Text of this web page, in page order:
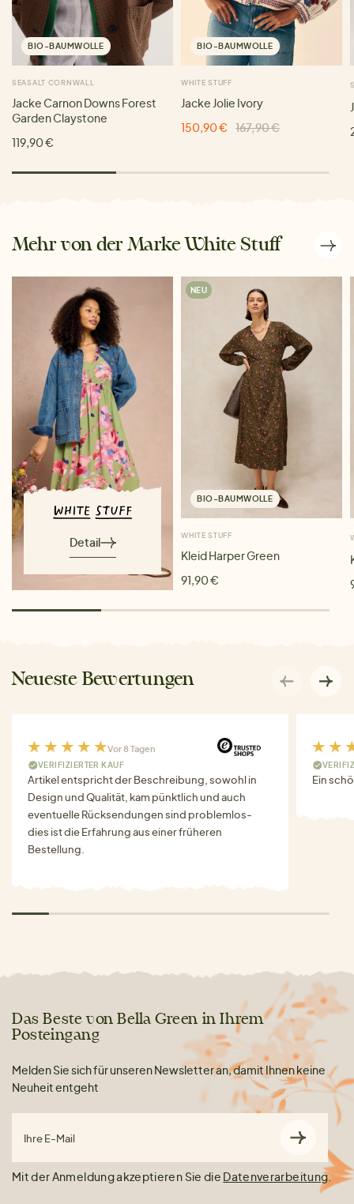
BIO-BAUMWOLLE
SEASALT CORNWALL
Jacke Carnon Downs Forest
Garden Claystone
119,90 €
BIO-BAUMWOLLE
WHITE STUFF
Jacke Jolie Ivory
150,90 €
167,90 €
Mehr von der Marke White Stuff
Detail
NEU
BIO-BAUMWOLLE
WHITE STUFF
Kleid Harper Green
91,90 €
Neueste Bewertungen
Vor 8 Tagen
VERIFIZIERTER KAUF
Artikel entspricht der Beschreibung, sowohl in
Design und Qualität, kam pünktlich und auch
eventuelle Rücksendungen sind problemlos-
dies ist die Erfahrung aus einer früheren
Bestellung.
Ein
Das Beste von Bella Green in Ihrem
Posteingang
Melden Sie sich für unseren Newsletter an, damit Ihnen keine
Neuheit entgeht
Ihre E-Mail
Mit der Anmeldung akzeptieren Sie die Datenverarbeitung.